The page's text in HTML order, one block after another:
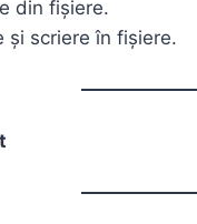
din fișiere.
și scriere în fișiere.